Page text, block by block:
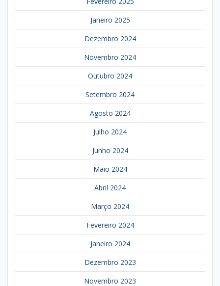
Janeiro 2025
Dezembro 2024
Novembro 2024
Outubro 2024
Setembro 2024
Agosto 2024
Julho 2024
Junho 2024
Maio 2024
Abril 2024
Março 2024
Fevereiro 2024
Janeiro 2024
Dezembro 2023
Novembro 2023